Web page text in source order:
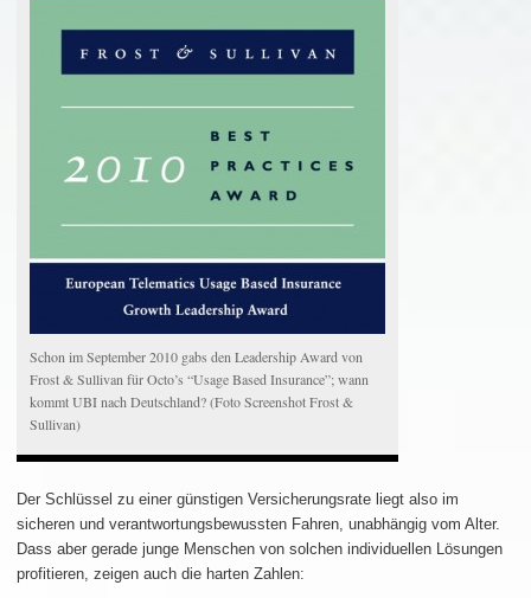
Schon im September 2010 gabs den Leadership Award von
Frost & Sullivan für Octo’s “Usage Based Insurance”; wann
kommt UBI nach Deutschland? (Foto Screenshot Frost &
Sullivan)
Der Schlüssel zu einer günstigen Versicherungsrate liegt also im
sicheren und verantwortungsbewussten Fahren, unabhängig vom Alter.
Dass aber gerade junge Menschen von solchen individuellen Lösungen
profitieren, zeigen auch die harten Zahlen: